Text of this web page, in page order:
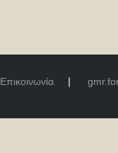
Επικοινωνία